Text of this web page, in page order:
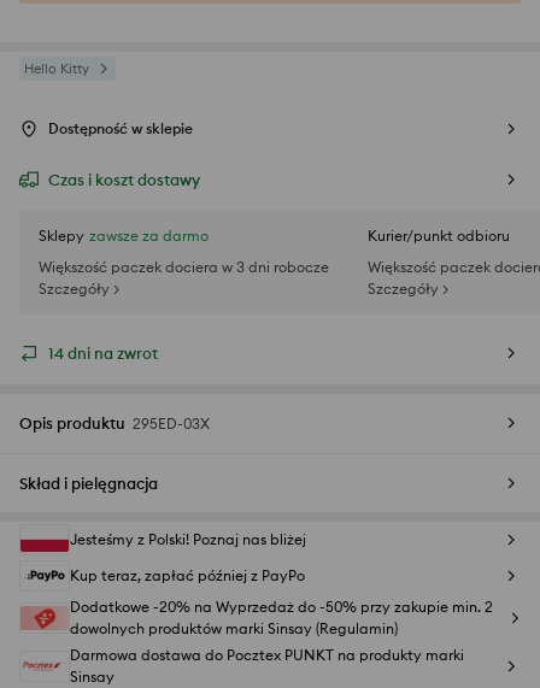
Hello Kitty
Dostępność w sklepie
Czas i koszt dostawy
Sklepy zawsze za darmo
Większość paczek dociera w 3 dni robocze
Szczegóły >
Kurier/punkt odbioru
Większość paczek
Szczegóły >
14 dni na zwrot
Opis produktu 295ED-03X
Skład i pielęgnacja
Jesteśmy z Polski! Poznaj nas bliżej
Kup teraz, zapłać później z PayPo
Dodatkowe -20% na Wyprzedaż do -50% przy zakupie min. 2
dowolnych produktów marki Sinsay (Regulamin)
Darmowa dostawa do Pocztex PUNKT na produkty marki
Sinsay